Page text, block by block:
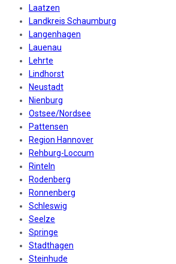
Laatzen
Landkreis Schaumburg
Langenhagen
Lauenau
Lehrte
Lindhorst
Neustadt
Nienburg
Ostsee/Nordsee
Pattensen
Region Hannover
Rehburg-Loccum
Rinteln
Rodenberg
Ronnenberg
Schleswig
Seelze
Springe
Stadthagen
Steinhude